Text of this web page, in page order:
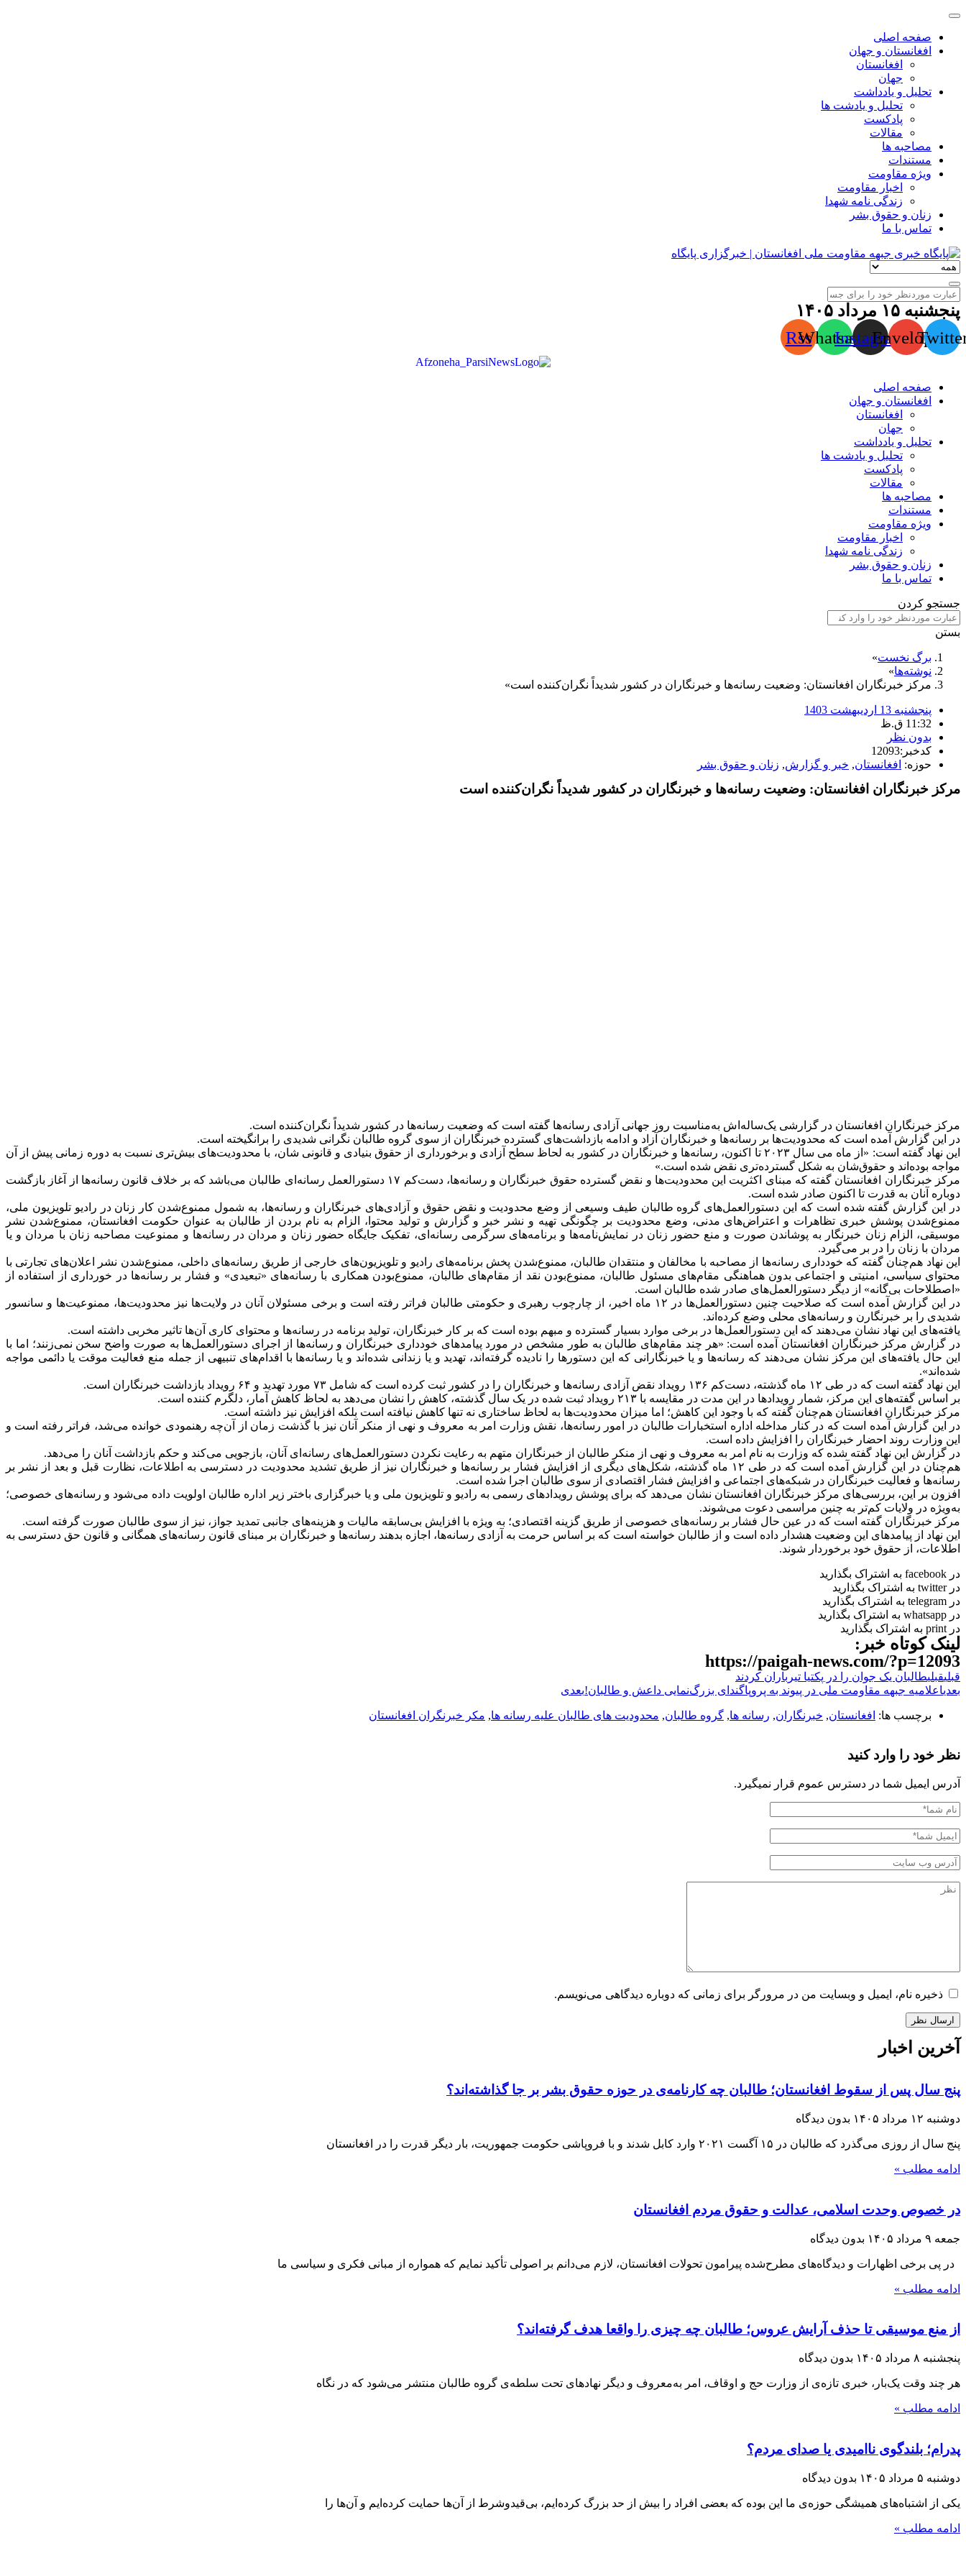
صفحه اصلی
افغانستان و جهان
افغانستان
جهان
تحلیل و یادداشت
تحلیل و یادشت ها
پادکست
مقالات
مصاحبه ها
مستندات
ویژه مقاومت
اخبار مقاومت
زندگی نامه شهدا
زنان و حقوق بشر
تماس با ما
پنجشنبه ۱۵ مرداد ۱۴۰۵
Envelope
Instagram
Whatsapp
Rss
صفحه اصلی
افغانستان و جهان
افغانستان
جهان
تحلیل و یادداشت
تحلیل و یادشت ها
پادکست
مقالات
مصاحبه ها
مستندات
ویژه مقاومت
اخبار مقاومت
زندگی نامه شهدا
زنان و حقوق بشر
تماس با ما
جستجو کردن
بستن
برگ نخست
نوشته‌ها
مرکز خبرنگاران افغانستان: وضعیت رسانه‌ها و خبرنگاران در کشور شدیداً نگران‌کننده است
پنجشنبه 13 اردیبهشت 1403
11:32 ق.ظ
بدون نظر
کدخبر:12093
حوزه: افغانستان, خبر و گزارش, زنان و حقوق بشر
مرکز خبرنگاران افغانستان: وضعیت رسانه‌ها و خبرنگاران در کشور شدیداً نگران‌کننده است
مرکز خبرنگاران افغانستان در گزارشی یک‌ساله‌اش به‌مناسبت روز جهانی آزادی رسانه‌ها گفته است که وضعیت رسانه‌ها در کشور شدیداً نگران‌کننده است.
در این گزارش آمده است که محدودیت‌ها بر رسانه‌ها و خبرنگاران آزاد و ادامه بازداشت‌های گسترده خبرنگاران از سوی گروه طالبان نگرانی شدیدی را برانگیخته است.
این نهاد گفته است: «از ماه می سال ۲۰۲۳ تا اکنون، رسانه‌ها و خبرنگاران در کشور به لحاظ سطح آزادی و برخورداری از حقوق بنیادی‌ و قانونی‌ شان، با محدودیت‌های بیش‌تری نسبت به دوره زمانی پیش از آن
مواجه بوده‌اند و حقوق‌شان به شکل گسترده‌تری نقض شده است.»
مرکز خبرنگاران افغانستان گفته که مبنای اکثریت این محدودیت‌ها و نقض گسترده حقوق خبرنگاران و رسانه‌ها، دست‌کم ۱۷ دستورالعمل رسانه‌ای طالبان می‌باشد که بر خلاف قانون رسانه‌ها از آغاز بازگشت
دوباره آنان به قدرت تا اکنون صادر شده است.
در این گزارش گفته شده است که این دستور‌العمل‌های گروه طالبان طیف وسیعی از وضع محدودیت و نقض حقوق و آزادی‌های خبرنگاران و رسانه‌ها، به شمول ممنوع‌شدن کار زنان در رادیو تلویزیون ملی،
ممنوع‌شدن پوشش خبری تظاهرات و اعتراض‌های مدنی، وضع محدودیت بر چگونگی تهیه و نشر خبر و گزارش و تولید محتوا، الزام به نام بردن از طالبان به عنوان حکومت افغانستان، ممنوع‌شدن نشر
موسیقی، الزام زنان خبرنگار به پوشاندن صورت و منع حضور زنان در نمایش‌نامه‌ها و برنامه‌های سرگرمی رسانه‌ای، تفکیک جایگاه حضور زنان و مردان در رسانه‌ها و ممنوعیت مصاحبه زنان با مردان و یا
مردان با زنان را در بر می‌گیرد.
این نهاد هم‌چنان گفته که خودداری رسانه‌ها از مصاحبه با مخالفان و منتقدان طالبان، ممنوع‌شدن پخش برنامه‌های رادیو و تلویزیون‌های خارجی از طریق رسانه‌های داخلی، ممنوع‌شدن نشر اعلان‌های تجارتی با
محتوای سیاسی، امنیتی و اجتماعی بدون هماهنگی مقام‌های مسئول طالبان، ممنوع‌بودن نقد از مقام‌های طالبان، ممنوع‌بودن همکاری با رسانه‌های «تبعیدی» و فشار بر رسانه‌ها در خورداری از استفاده از
«اصطلاحات بی‌گانه» از دیگر دستورالعمل‌های صادر شده طالبان است.
در این گزارش آمده است که صلاحیت چنین دستور‌العمل‌ها در ۱۲ ماه اخیر، از چارچوب رهبری و حکومتی طالبان فراتر رفته است و برخی مسئولان آنان در ولایت‌ها نیز محدودیت‌ها، ممنوعیت‌ها و سانسور
شدیدی را بر خبرنگارن و رسانه‌های محلی وضع کرده‌اند.
یافته‌های این نهاد نشان می‌دهند که این دستور‌العمل‌ها در برخی موارد بسیار گسترده و مبهم بوده است که بر کار خبرنگاران، تولید برنامه در رسانه‌ها و محتوای کاری آن‌ها تاثیر مخربی داشته است.
در گزارش مرکز خبرنگاران افغانستان آمده است: «هر چند مقام‌های طالبان به طور مشخص در مورد پیامدهای خودداری خبرنگاران و رسانه‌ها از اجرای دستور‌العمل‌ها به صورت واضح سخن نمی‌زنند؛ اما با
این حال یافته‌های این مرکز نشان‌ می‌دهند که رسانه‌ها و یا خبرنگارانی که این دستورها را نادیده گرفته‌اند، تهدید و یا زندانی شده‌اند و یا رسانه‌ها با اقدام‌های تنبیهی از جمله منع فعالیت موقت یا دائمی مواجه
شده‌اند».
این نهاد گفته است که در طی ۱۲ ماه گذشته، دست‌کم ۱۳۶ رویداد نقض آزادی رسانه‌ها و خبرنگاران را در کشور ثبت کرده است که شامل ۷۳ مورد تهدید و ۶۴ رویداد بازداشت خبرنگاران است.
بر اساس گفته‌های این مرکز، شمار رویدادها در این مدت در مقایسه با ۲۱۳ رویداد ثبت شده در یک ‌سال گذشته، کاهش را نشان می‌دهد به لحاظ کاهش آمار، دلگرم کننده است.
مرکز خبرنگاران افغانستان هم‌چنان گفته که با وجود این کاهش؛ اما میزان محدودیت‌ها به لحاظ ساختاری نه تنها کاهش نیافته است بلکه افزایش نیز داشته است.
در این گزارش آمده است که در کنار مداخله اداره استخبارات طالبان در امور رسانه‌ها، نقش وزارت امر به معروف و نهی از منکر آنان نیز با گذشت زمان از آن‌چه رهنمودی خوانده می‌شد، فراتر رفته است و
این وزارت روند احضار خبرنگاران را افزایش داده است.
در گزارش این نهاد گفته شده که وزارت به نام امر به معروف و نهی از منکر طالبان از خبرنگاران متهم به رعایت نکردن دستورالعمل‌های رسانه‌ای آنان، بازجویی می‌کند و حکم بازداشت آنان را می‌دهد.
هم‌چنان در این گزارش آمده است که در طی ۱۲ ماه گذشته، شکل‌های دیگری از افزایش فشار بر رسانه‌ها و خبرنگاران نیز از طریق تشدید محدودیت در دسترسی به اطلاعات، نظارت قبل و بعد از نشر بر
رسانه‌ها و فعالیت خبرنگاران در شبکه‌های اجتماعی و افزایش فشار اقتصادی از سوی طالبان اجرا شده است.
افزون بر این، بررسی‌های مرکز خبرنگاران افغانستان نشان می‌دهد که برای پوشش رویدادهای رسمی به رادیو و تلویزیون ملی و یا خبرگزاری باختر زیر اداره طالبان اولویت داده می‌شود و رسانه‌های خصوصی؛
به‌ویژه در ولایات کم‌تر به چنین مراسمی دعوت می‌شوند.
مرکز خبرنگاران گفته است که در عین حال فشار بر رسانه‌های خصوصی از طریق گزینه اقتصادی؛ به ویژه با افزایش بی‌سابقه مالیات و هزینه‌های جانبی تمدید جواز، نیز از سوی طالبان صورت گرفته است.
این نهاد از پیامدهای این وضعیت هشدار داده است و از طالبان خواسته است که بر اساس حرمت به آزادی رسانه‌ها، اجازه بدهند رسانه‌ها و خبرنگاران بر مبنای قانون رسانه‌های همگانی و قانون حق دسترسی به
اطلاعات، از حقوق خود برخوردار شوند.
در facebook به اشتراک بگذارید
در twitter به اشتراک بگذارید
در telegram به اشتراک بگذارید
در whatsapp به اشتراک بگذارید
در print به اشتراک بگذارید
لینک کوتاه خبر:
https://paigah-news.com/?p=12093
قبلیقبلیطالبان یک جوان را در پکتیا تیرباران کردند
بعدیاعلامیه جبهه مقاومت ملی در پیوند به پروپاگندای بزرگ‌نمایی داعش و طالبان!بعدی
برچسب ها: افغانستان, خبرنگاران, رسانه ها, گروه طالبان, محدودیت های طالبان علیه رسانه ها, مکر خبرنگران افغانستان
نظر خود را وارد کنید
آدرس ایمیل شما در دسترس عموم قرار نمیگیرد.
ذخیره نام، ایمیل و وبسایت من در مرورگر برای زمانی که دوباره دیدگاهی می‌نویسم.
آخرین اخبار
پنج سال پس از سقوط افغانستان؛ طالبان چه کارنامه‌ی در حوزه حقوق بشر بر جا گذاشته‌اند؟
دوشنبه ۱۲ مرداد ۱۴۰۵ بدون دیدگاه
پنج سال از روزی می‌گذرد که طالبان در ۱۵ آگست ۲۰۲۱ وارد کابل شدند و با فروپاشی حکومت جمهوریت، بار دیگر قدرت را در افغانستان
ادامه مطلب »
در خصوص وحدت اسلامی، عدالت و حقوق مردم افغانستان
جمعه ۹ مرداد ۱۴۰۵ بدون دیدگاه
در پی برخی اظهارات و دیدگاه‌های مطرح‌شده پیرامون تحولات افغانستان، لازم می‌دانم بر اصولی تأکید نمایم که همواره از مبانی فکری و سیاسی ما
ادامه مطلب »
از منع موسیقی تا حذف آرایش عروس؛ طالبان چه چیزی را واقعا هدف گرفته‌اند؟
پنجشنبه ۸ مرداد ۱۴۰۵ بدون دیدگاه
هر چند وقت یک‌بار، خبری تازه‌ی از وزارت حج و اوقاف، امر به‌معروف و دیگر نهادهای تحت سلطه‌ی گروه طالبان منتشر می‌شود که در نگاه
ادامه مطلب »
پدرام؛ بلندگوی ناامیدی یا صدای مردم؟
دوشنبه ۵ مرداد ۱۴۰۵ بدون دیدگاه
یکی از اشتباه‌های همیشگی حوزه‌ی ما این بوده که بعضی افراد را بیش از حد بزرگ کرده‌ایم، بی‌قیدوشرط از آن‌ها حمایت کرده‌ایم و آن‌ها را
ادامه مطلب »